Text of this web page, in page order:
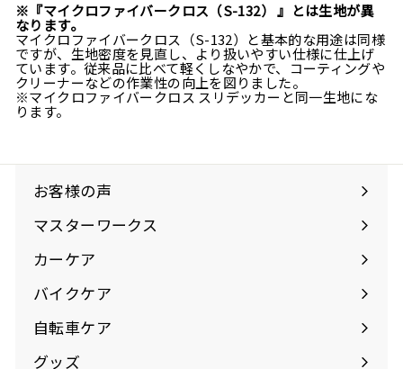
※『マイクロファイバークロス（S-132） 』とは生地が異
なります。
マイクロファイバークロス（S-132）と基本的な用途は同様
ですが、生地密度を見直し、より扱いやすい仕様に仕上げ
ています。従来品に比べて軽くしなやかで、コーティングや
クリーナーなどの作業性の向上を図りました。
※マイクロファイバークロス スリデッカーと同一生地にな
ります。
お客様の声
マスターワークス
カーケア
バイクケア
自転車ケア
グッズ